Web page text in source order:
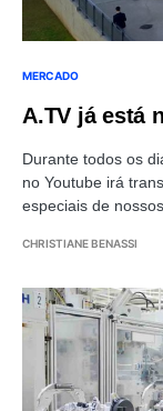
MERCADO
A.TV já está
Durante todos os
no Youtube irá
especiais de
CHRISTIANE BENASSI